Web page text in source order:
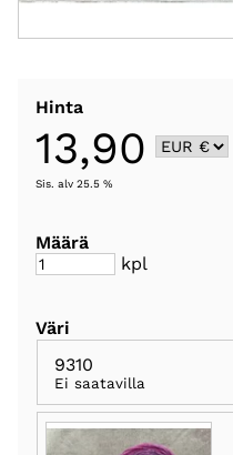
Hinta
13,90
Sis. alv 25.5 %
Määrä
kpl
Väri
9310
Ei saatavilla